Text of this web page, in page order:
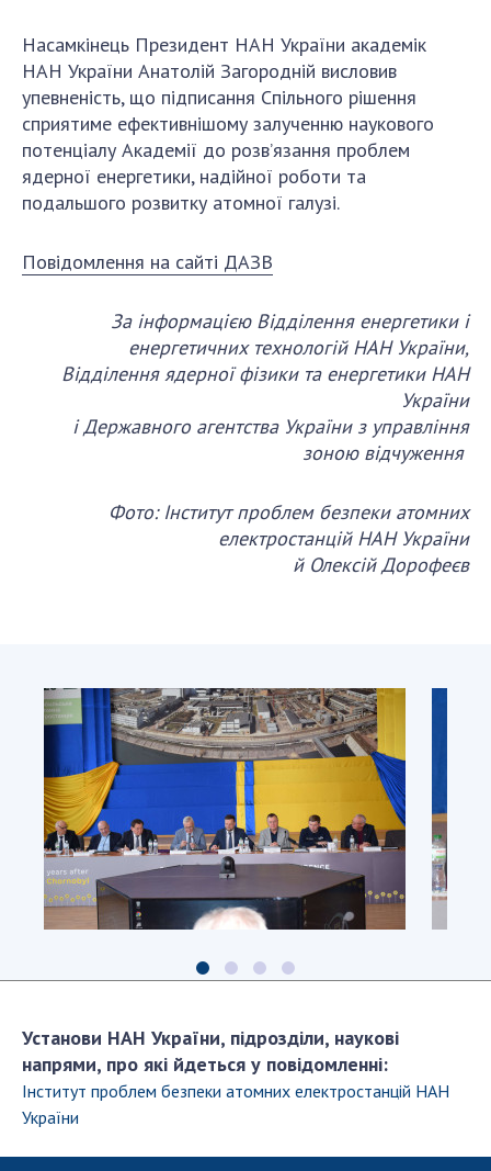
Насамкінець Президент НАН України академік
НАН України Анатолій Загородній висловив
упевненість, що підписання Спільного рішення
сприятиме ефективнішому залученню наукового
потенціалу Академії до розв’язання проблем
ядерної енергетики, надійної роботи та
подальшого розвитку атомної галузі.
Повідомлення на сайті ДАЗВ
За інформацією Відділення енергетики і
енергетичних технологій НАН України,
Відділення ядерної фізики та енергетики НАН
України
і Державного агентства України з управління
зоною відчуження
Фото: Інститут проблем безпеки атомних
електростанцій НАН України
й Олексій Дорофеєв
Установи НАН України, підрозділи, наукові
напрями, про які йдеться у повідомленні:
Інститут проблем безпеки атомних електростанцій НАН
України